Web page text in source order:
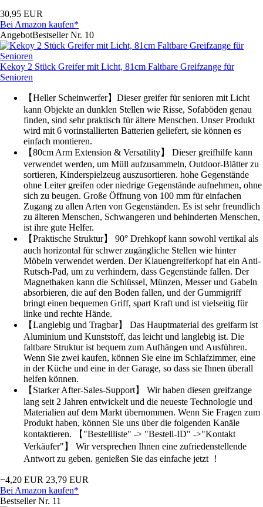
30,95 EUR
Bei Amazon kaufen*
AngebotBestseller Nr. 10
Kekoy 2 Stück Greifer mit Licht, 81cm Faltbare Greifzange für
Senioren
【Heller Scheinwerfer】Dieser greifer für senioren mit Licht
kann Objekte an dunklen Stellen wie Risse, Sofaböden genau
finden, sind sehr praktisch für ältere Menschen. Unser Produkt
wird mit 6 vorinstallierten Batterien geliefert, sie können es
einfach montieren.
【80cm Arm Extension & Versatility】 Dieser greifhilfe kann
verwendet werden, um Müll aufzusammeln, Outdoor-Blätter zu
sortieren, Kinderspielzeug auszusortieren. hohe Gegenstände
ohne Leiter greifen oder niedrige Gegenstände aufnehmen, ohne
sich zu beugen. Große Öffnung von 100 mm für einfachen
Zugang zu allen Arten von Gegenständen. Es ist sehr freundlich
zu älteren Menschen, Schwangeren und behinderten Menschen,
ist ihre gute Helfer.
【Praktische Struktur】 90° Drehkopf kann sowohl vertikal als
auch horizontal für schwer zugängliche Stellen wie hinter
Möbeln verwendet werden. Der Klauengreiferkopf hat ein Anti-
Rutsch-Pad, um zu verhindern, dass Gegenstände fallen. Der
Magnethaken kann die Schlüssel, Münzen, Messer und Gabeln
absorbieren, die auf den Boden fallen, und der Gummigriff
bringt einen bequemen Griff, spart Kraft und ist vielseitig für
linke und rechte Hände.
【Langlebig und Tragbar】 Das Hauptmaterial des greifarm ist
Aluminium und Kunststoff, das leicht und langlebig ist. Die
faltbare Struktur ist bequem zum Aufhängen und Ausführen.
Wenn Sie zwei kaufen, können Sie eine im Schlafzimmer, eine
in der Küche und eine in der Garage, so dass sie Ihnen überall
helfen können.
【Starker After-Sales-Support】 Wir haben diesen greifzange
lang seit 2 Jahren entwickelt und die neueste Technologie und
Materialien auf dem Markt übernommen. Wenn Sie Fragen zum
Produkt haben, können Sie uns über die folgenden Kanäle
kontaktieren. 【"Bestellliste" -> "Bestell-ID" ->"Kontakt
Verkäufer"】 Wir versprechen Ihnen eine zufriedenstellende
Antwort zu geben. genießen Sie das einfache jetzt ！
−4,20 EUR 23,79 EUR
Bei Amazon kaufen*
Bestseller Nr. 11